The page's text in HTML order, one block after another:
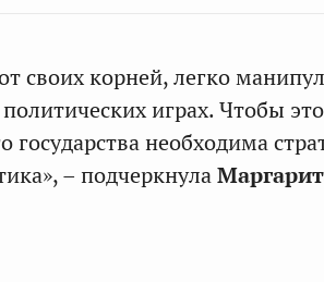
своих корней, легко
играх. Чтобы
необходима
– подчеркнула